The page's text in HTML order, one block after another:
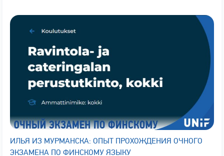
ИЛЬЯ ИЗ МУРМАНСКА: ОПЫТ ПРОХОЖДЕНИЯ ОЧНОГО
ЭКЗАМЕНА ПО ФИНСКОМУ ЯЗЫКУ